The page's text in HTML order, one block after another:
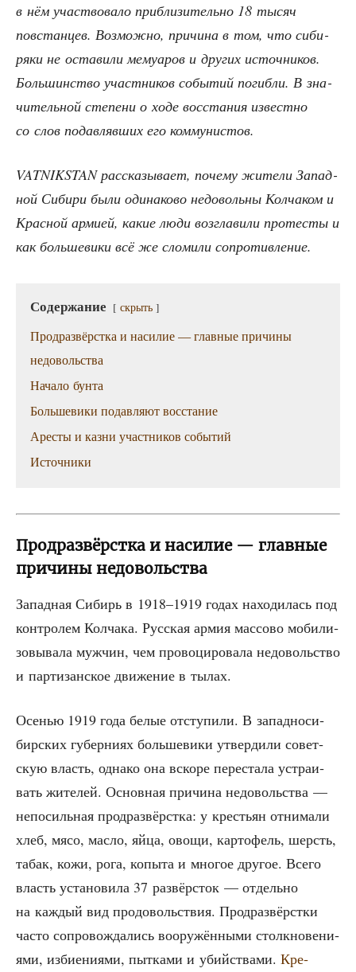
в нём участ­во­ва­ло при­бли­зи­тель­но 18 тысяч
повстан­цев. Воз­мож­но, при­чи­на в том, что сиби­
ря­ки не оста­ви­ли мему­а­ров и дру­гих источ­ни­ков.
Боль­шин­ство участ­ни­ков собы­тий погиб­ли. В зна­
чи­тель­ной сте­пе­ни о ходе вос­ста­ния извест­но
со слов подав­ляв­ших его коммунистов.
VATNIKSTAN рас­ска­зы­ва­ет, поче­му жите­ли Запад­
ной Сиби­ри были оди­на­ко­во недо­воль­ны Кол­ча­ком и
Крас­ной арми­ей, какие люди воз­гла­ви­ли про­те­сты и
как боль­ше­ви­ки всё же сло­ми­ли сопротивление.
Содер­жа­ние скрыть
Прод­раз­вёрст­ка и наси­лие — глав­ные при­чи­ны
недовольства
Нача­ло бунта
Боль­ше­ви­ки подав­ля­ют восстание
Аре­сты и каз­ни участ­ни­ков событий
Источ­ни­ки
Продразвёрстка и насилие — главные
причины недовольства
Запад­ная Сибирь в 1918–1919 годах нахо­ди­лась под
кон­тро­лем Кол­ча­ка. Рус­ская армия мас­со­во моби­ли­
зо­вы­ва­ла муж­чин, чем про­во­ци­ро­ва­ла недо­воль­ство
и пар­ти­зан­ское дви­же­ние в тылах.
Осе­нью 1919 года белые отсту­пи­ли. В запад­но­си­
бир­ских губер­ни­ях боль­ше­ви­ки утвер­ди­ли совет­
скую власть, одна­ко она вско­ре пере­ста­ла устра­и­
вать жите­лей. Основ­ная при­чи­на недо­воль­ства —
непо­силь­ная прод­раз­вёрст­ка: у кре­стьян отни­ма­ли
хлеб, мясо, мас­ло, яйца, ово­щи, кар­то­фель, шерсть,
табак, кожи, рога, копы­та и мно­гое дру­гое. Все­го
власть уста­но­ви­ла 37 раз­вёр­сток — отдель­но
на каж­дый вид про­до­воль­ствия. Прод­раз­вёрст­ки
часто сопро­вож­да­лись воору­жён­ны­ми столк­но­ве­ни­
я­ми, изби­е­ни­я­ми, пыт­ка­ми и убий­ства­ми. Кре­